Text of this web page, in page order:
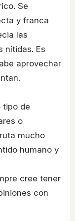
Se
y franca
las
nítidas. Es
aprovechar
tipo de
o
mucho
humano y
cree tener
con